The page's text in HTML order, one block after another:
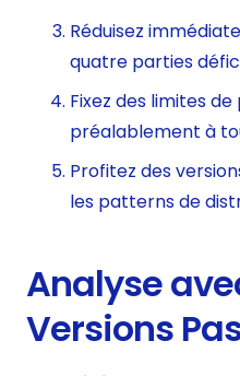
Réduisez
quatre parties
Fixez des limites
préalablement à
Profitez des
les patterns de
Analyse
Versions